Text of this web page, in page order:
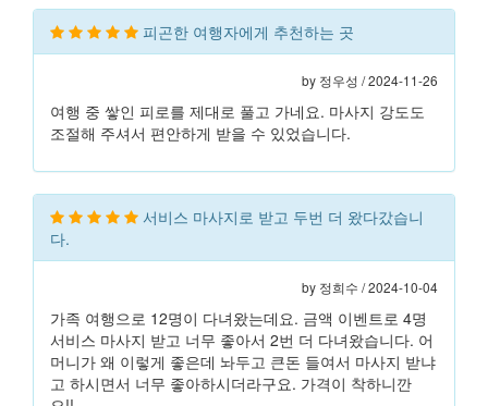
피곤한 여행자에게 추천하는 곳
by 정우성 / 2024-11-26
여행 중 쌓인 피로를 제대로 풀고 가네요. 마사지 강도도
조절해 주셔서 편안하게 받을 수 있었습니다.
서비스 마사지로 받고 두번 더 왔다갔습니
다.
by 정희수 / 2024-10-04
가족 여행으로 12명이 다녀왔는데요. 금액 이벤트로 4명
서비스 마사지 받고 너무 좋아서 2번 더 다녀왔습니다. 어
머니가 왜 이렇게 좋은데 놔두고 큰돈 들여서 마사지 받냐
고 하시면서 너무 좋아하시더라구요. 가격이 착하니깐